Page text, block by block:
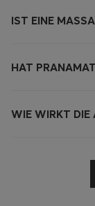
IST EINE
HAT
WIE WIRKT DIE